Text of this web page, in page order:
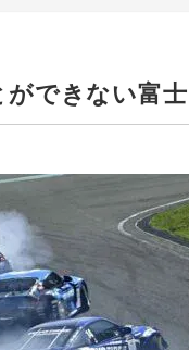
できない富